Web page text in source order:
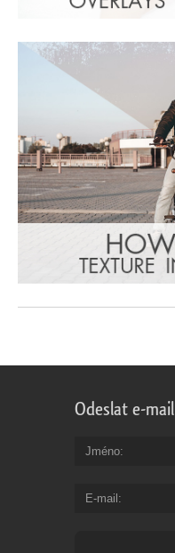
Odeslat e-mail
Jméno
E-mail